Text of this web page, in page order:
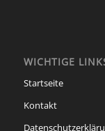
WICHTIGE
Startseite
Kontakt